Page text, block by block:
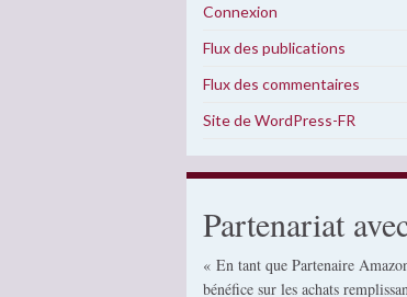
Connexion
Flux des publications
Flux des commentaires
Site de WordPress-FR
Partenariat
« En tant que Partenaire
bénéfice sur les achats